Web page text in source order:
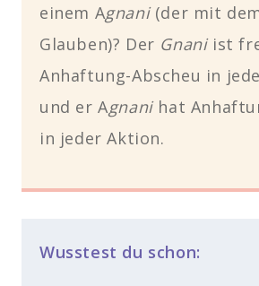
einem Agnani(der mit
Glauben)? Der Gnaniist
Anhaftung-Abscheu in
und er Agnanihat
in jeder Aktion.
Wusstest du schon: